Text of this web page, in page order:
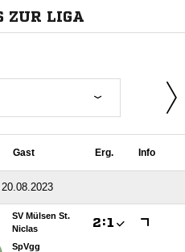
ZUR LIGA
Gast Erg. Info
SV Mülsen St.
Niclas
:
SpVgg